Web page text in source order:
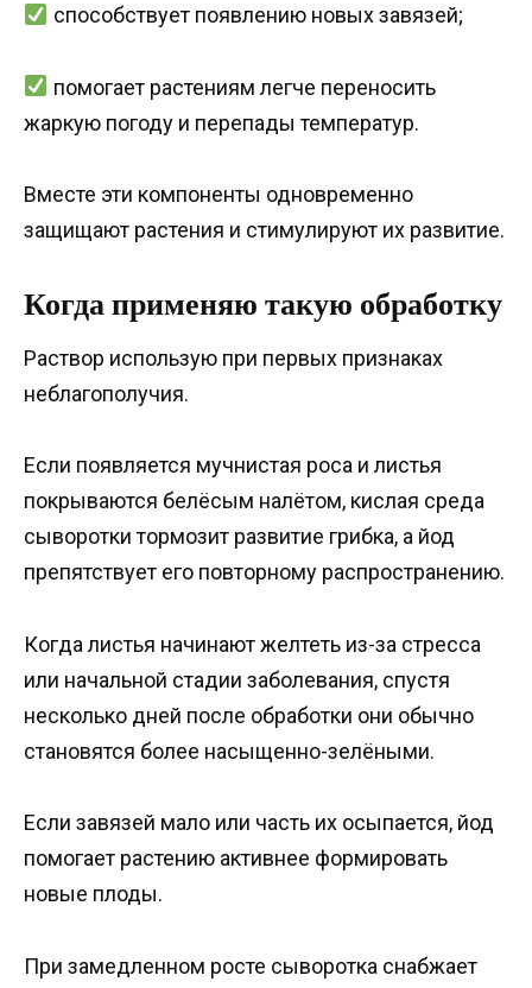
способствует появлению новых завязей;
помогает растениям легче переносить
жаркую погоду и перепады температур.
Вместе эти компоненты одновременно
защищают растения и стимулируют их развитие.
Когда применяю такую обработку
Раствор использую при первых признаках
неблагополучия.
Если появляется мучнистая роса и листья
покрываются белёсым налётом, кислая среда
сыворотки тормозит развитие грибка, а йод
препятствует его повторному распространению.
Когда листья начинают желтеть из-за стресса
или начальной стадии заболевания, спустя
несколько дней после обработки они обычно
становятся более насыщенно-зелёными.
Если завязей мало или часть их осыпается, йод
помогает растению активнее формировать
новые плоды.
При замедленном росте сыворотка снабжает